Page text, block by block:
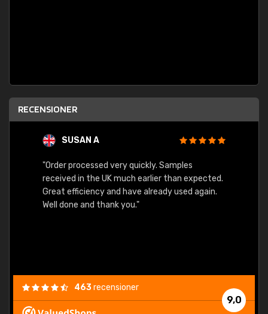
RECENSIONER
SUSAN A
"Order processed very quickly. Samples
received in the UK much earlier than expected.
Great efficiency and have already used again.
Well done and thank you."
9,0
463recensioner